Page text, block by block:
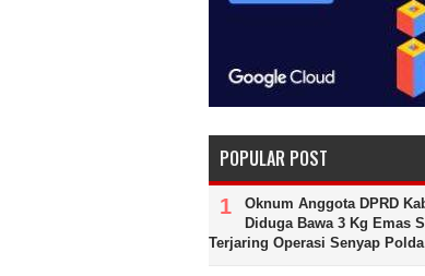
POPULAR POST
Oknum Anggota DPRD
Diduga Bawa 3 Kg Emas
Terjaring Operasi Senyap